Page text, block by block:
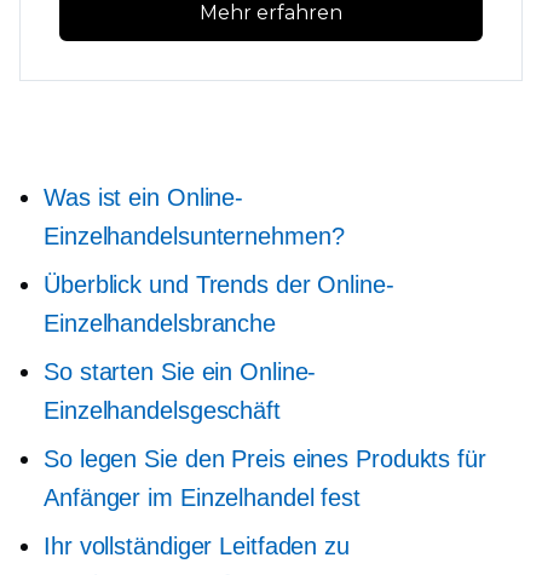
Mehr erfahren
Was ist ein Online-
Einzelhandelsunternehmen?
Überblick und Trends der Online-
Einzelhandelsbranche
So starten Sie ein Online-
Einzelhandelsgeschäft
So legen Sie den Preis eines Produkts für
Anfänger im Einzelhandel fest
Ihr vollständiger Leitfaden zu